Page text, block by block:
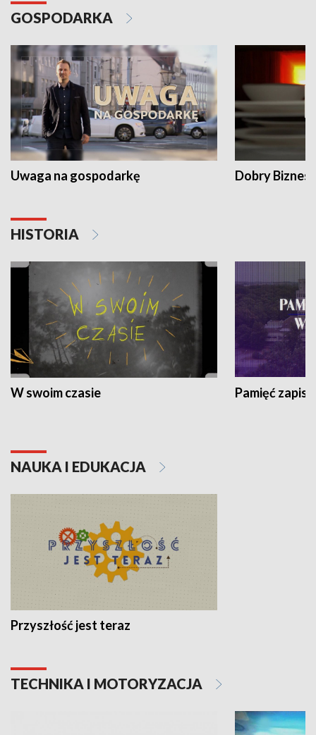
GOSPODARKA
Uwaga na gospodarkę Dobry Biznes
HISTORIA
W swoim czasie Pamięć
NAUKA I EDUKACJA
Przyszłość jest teraz
TECHNIKA I MOTORYZACJA